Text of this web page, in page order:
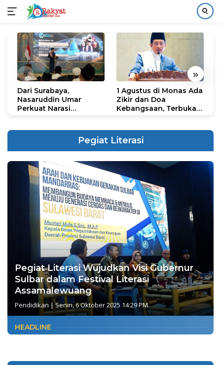
konten
« »
Dari Surabaya,
Nasaruddin Umar
Perkuat Narasi
1 Agustus di Monas Ada
Zikir dan Doa
Kebangsaan, Terbuka
Pegiat Literasi
Pegiat Literasi Wujudkan Visi Gubernur
Sulbar dalam Festival Literasi
Assamalewuang
Pendidikan|Senin, 6 Oktober 2025 14:29 PM
HEADLINE